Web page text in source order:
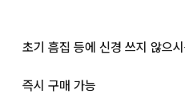
초기 흠집 등에 신경 쓰지 않으
즉시 구매 가능